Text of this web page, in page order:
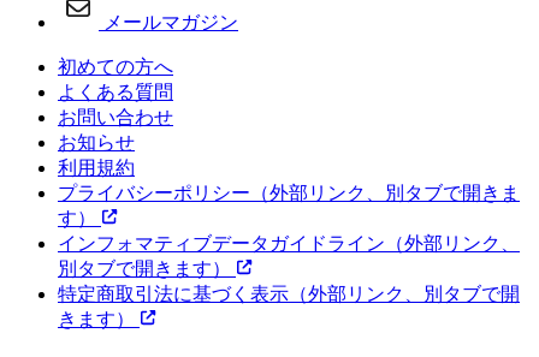
メールマガジン
初めての方へ
よくある質問
お問い合わせ
お知らせ
利用規約
プライバシーポリシー （外部リンク、別タブで開きま
す）
インフォマティブデータガイドライン （外部リンク、
別タブで開きます）
特定商取引法に基づく表示 （外部リンク、別タブで開
きます）